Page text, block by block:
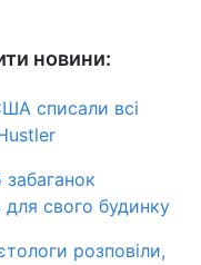
новини:
списали всі
для свого будинку
розповіли,